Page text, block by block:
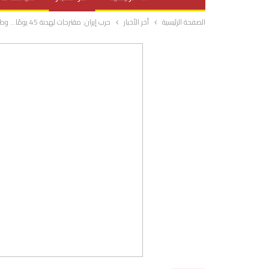
صحة وتغذية
المرأة والحياة الصفحة الرئيسية أخر الأخبار حرب إيران: مقترحات لهدنة 45 يومًا… وطهران ترفض التهدئة المؤقتة